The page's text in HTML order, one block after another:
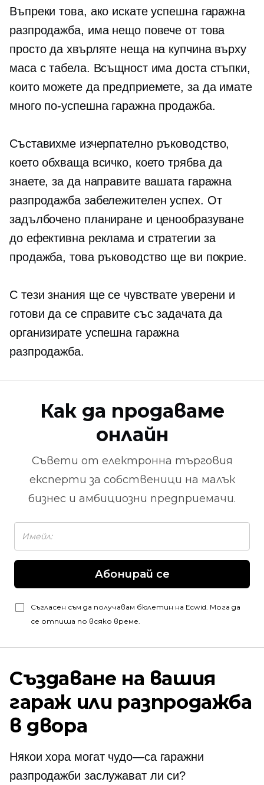
Въпреки това, ако искате успешна гаражна
разпродажба, има нещо повече от това
просто да хвърляте неща на купчина върху
маса с табела. Всъщност има доста стъпки,
които можете да предприемете, за да имате
много по-успешна гаражна продажба.
Съставихме изчерпателно ръководство,
което обхваща всичко, което трябва да
знаете, за да направите вашата гаражна
разпродажба забележителен успех. От
задълбочено планиране и ценообразуване
до ефективна реклама и стратегии за
продажба, това ръководство ще ви покрие.
С тези знания ще се чувствате уверени и
готови да се справите със задачата да
организирате успешна гаражна
разпродажба.
Как да продаваме
онлайн
Съвети от електронна търговия
експерти за собственици на малък
бизнес и амбициозни предприемачи.
Абонирай се
Съгласен съм да получавам бюлетин на Ecwid. Мога да
се отпиша по всяко време.
Създаване на вашия
гараж или разпродажба
в двора
Някои хора могат чудо—сагаражни
разпродажби заслужават ли си?